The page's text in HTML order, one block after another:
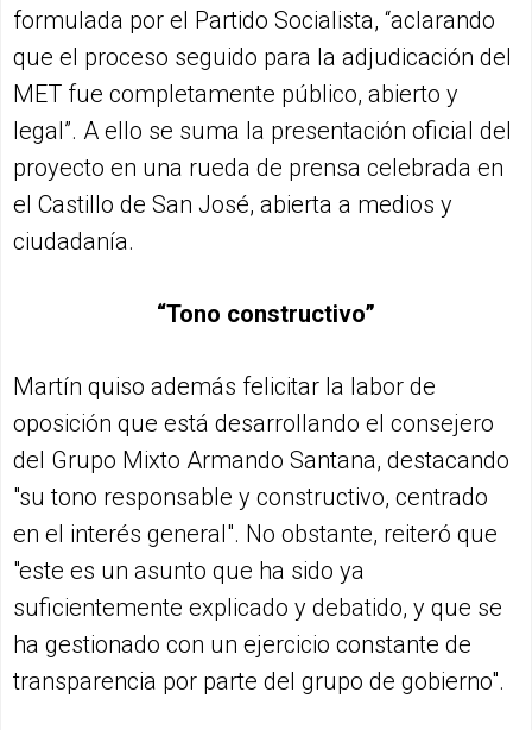
formulada por el Partido Socialista, “aclarando
que el proceso seguido para la adjudicación del
MET fue completamente público, abierto y
legal”. A ello se suma la presentación oficial del
proyecto en una rueda de prensa celebrada en
el Castillo de San José, abierta a medios y
ciudadanía.
“Tono constructivo”
Martín quiso además felicitar la labor de
oposición que está desarrollando el consejero
del Grupo Mixto Armando Santana, destacando
"su tono responsable y constructivo, centrado
en el interés general". No obstante, reiteró que
"este es un asunto que ha sido ya
suficientemente explicado y debatido, y que se
ha gestionado con un ejercicio constante de
transparencia por parte del grupo de gobierno".